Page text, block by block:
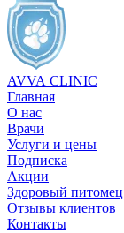
AVVA CLINIC
Главная
О нас
Врачи
Услуги и цены
Подписка
Акции
Здоровый
Отзывы клиентов
Контакты